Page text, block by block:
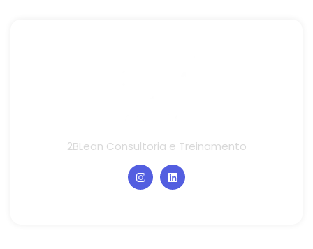
2BLean Consultoria e Treinamento